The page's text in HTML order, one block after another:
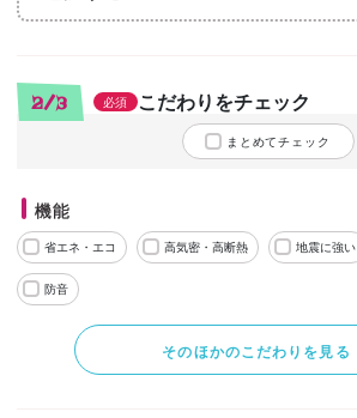
2/3 必須 こだわりをチェック
まとめてチェック
機能
省エネ・エコ 高気密・高断熱 地震に強い
防音
そのほかのこだわりを見る